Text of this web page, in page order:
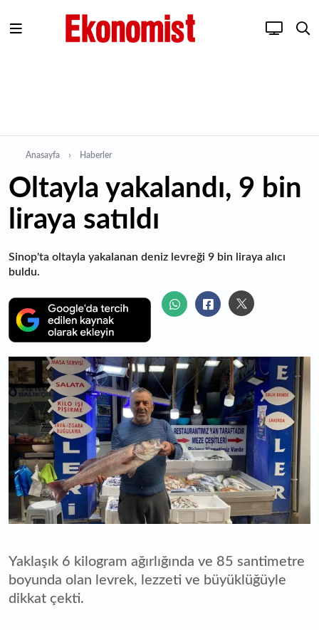
Anasayfa Haberler
Oltayla yakalandı, 9 bin
liraya satıldı
Sinop'ta oltayla yakalanan deniz levreği 9 bin liraya alıcı
buldu.
Yaklaşık 6 kilogram ağırlığında ve 85 santimetre
boyunda olan levrek, lezzeti ve büyüklüğüyle
dikkat çekti.